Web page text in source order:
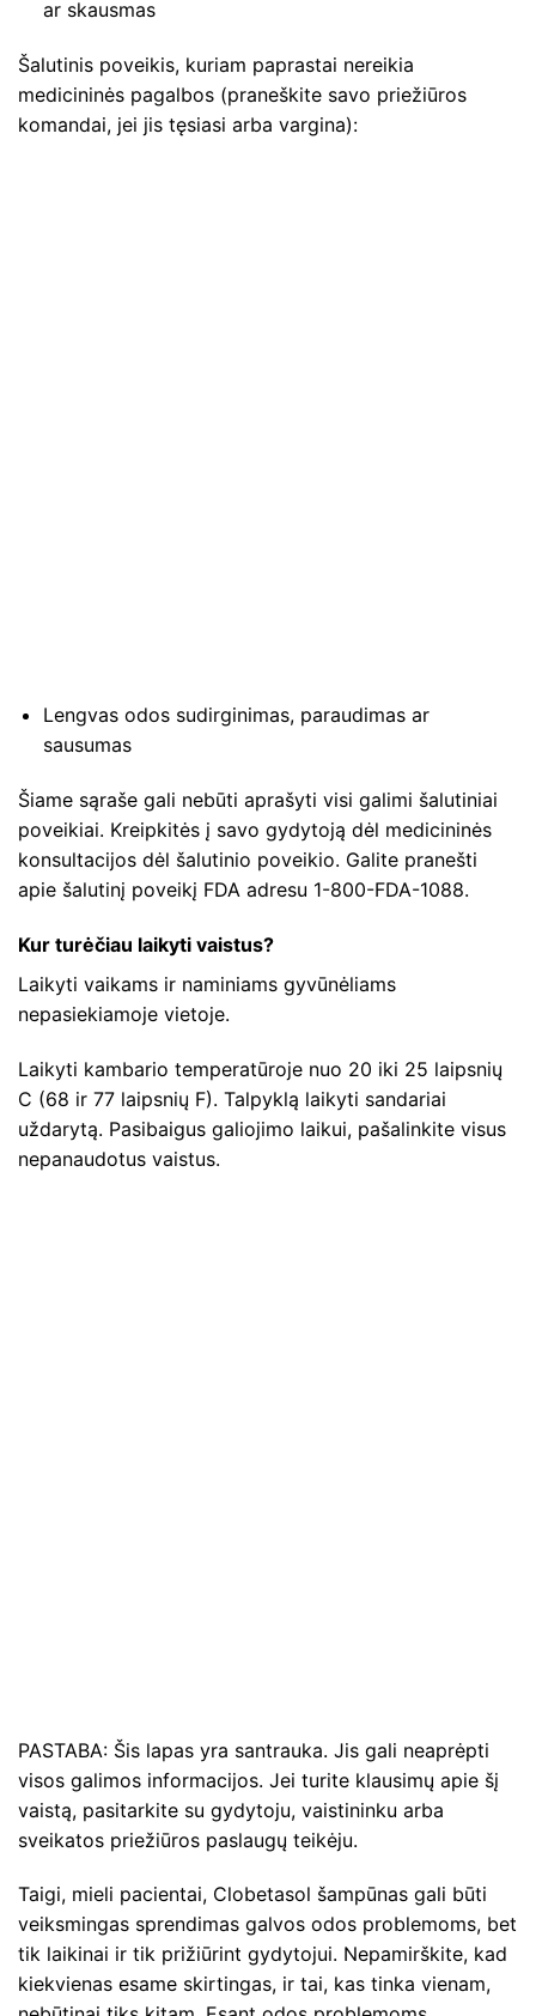
ar skausmas
Šalutinis poveikis, kuriam paprastai nereikia
medicininės pagalbos (praneškite savo priežiūros
komandai, jei jis tęsiasi arba vargina):
Lengvas odos sudirginimas, paraudimas ar
sausumas
Šiame sąraše gali nebūti aprašyti visi galimi šalutiniai
poveikiai. Kreipkitės į savo gydytoją dėl medicininės
konsultacijos dėl šalutinio poveikio. Galite pranešti
apie šalutinį poveikį FDA adresu 1-800-FDA-1088.
Kur turėčiau laikyti vaistus?
Laikyti vaikams ir naminiams gyvūnėliams
nepasiekiamoje vietoje.
Laikyti kambario temperatūroje nuo 20 iki 25 laipsnių
C (68 ir 77 laipsnių F). Talpyklą laikyti sandariai
uždarytą. Pasibaigus galiojimo laikui, pašalinkite visus
nepanaudotus vaistus.
PASTABA: Šis lapas yra santrauka. Jis gali neaprėpti
visos galimos informacijos. Jei turite klausimų apie šį
vaistą, pasitarkite su gydytoju, vaistininku arba
sveikatos priežiūros paslaugų teikėju.
Taigi, mieli pacientai, Clobetasol šampūnas gali būti
veiksmingas sprendimas galvos odos problemoms, bet
tik laikinai ir tik prižiūrint gydytojui. Nepamirškite, kad
kiekvienas esame skirtingas, ir tai, kas tinka vienam,